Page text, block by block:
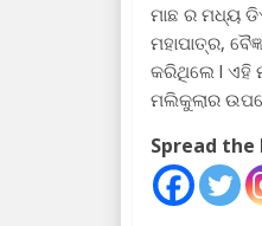
ମାଛ ର ମଧ୍ୟ
ମହାପାତ୍ର,
କରିଥିଲେ l ଏହି
ମଲିକୁଲାର
Spread the